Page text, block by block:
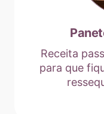
Receita
para que